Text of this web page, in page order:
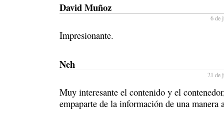
David Muñoz
6 de
Impresionante.
Neh
21 de
Muy interesante el contenido y el
empaparte de la información de una manera